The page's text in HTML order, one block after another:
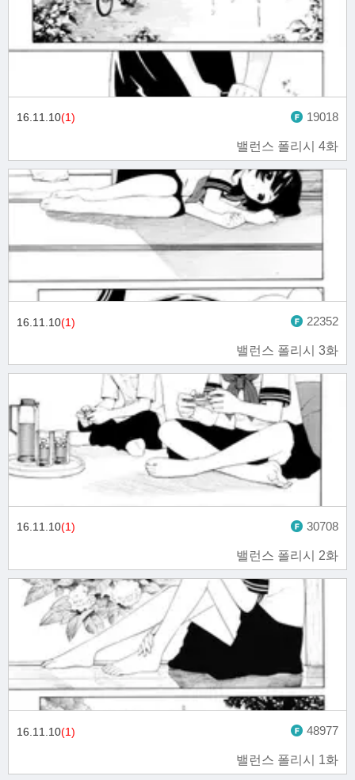
밸런스 폴리시 4화
16.11.10(1) 19018
밸런스 폴리시 3화
16.11.10(1) 22352
밸런스 폴리시 2화
16.11.10(1) 30708
밸런스 폴리시 1화
16.11.10(1) 48977